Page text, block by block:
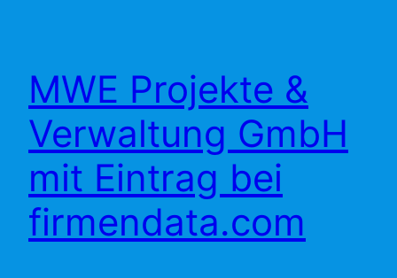
MWE Projekte &
Verwaltung GmbH
mit Eintrag bei
firmendata.com